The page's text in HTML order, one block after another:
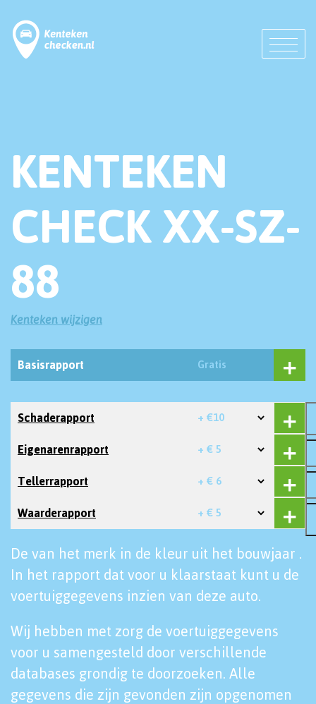
KENTEKEN
CHECK XX-SZ-
88
Kenteken wijzigen
Basisrapport Gratis
Schaderapport + €10
Eigenarenrapport + € 5
Tellerrapport + € 6
Waarderapport + € 5
De van het merk in de kleur uit het bouwjaar .
In het rapport dat voor u klaarstaat kunt u de
voertuiggegevens inzien van deze auto.
Wij hebben met zorg de voertuiggegevens
voor u samengesteld door verschillende
databases grondig te doorzoeken. Alle
gegevens die zijn gevonden zijn opgenomen